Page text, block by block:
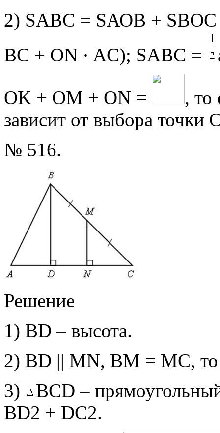
2) SАВС = SАОВ +
BC + ON · AC); SАВС =
ОK + ОМ + ON =
,
зависит от выбора точки
№ 516.
Решение
1) ВD – высота.
2) ВD || MN, ВМ = МС, то
3)
ВСD –
ВD2 + DС2.